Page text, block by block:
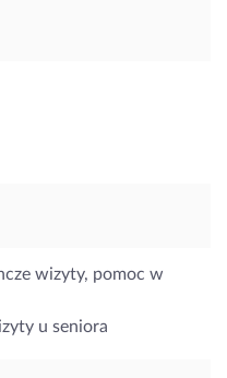
wizyty, pomoc w
u seniora